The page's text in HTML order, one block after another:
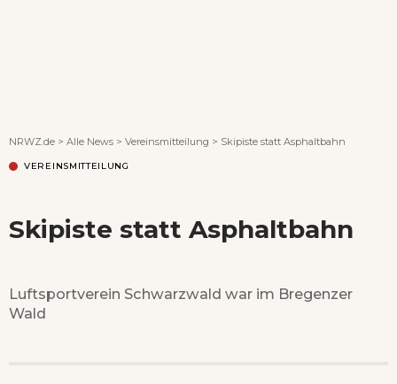
NRWZ.de > Alle News > Vereinsmitteilung > Skipiste statt Asphaltbahn
VEREINSMITTEILUNG
Skipiste statt Asphaltbahn
Luftsportverein Schwarzwald war im Bregenzer
Wald